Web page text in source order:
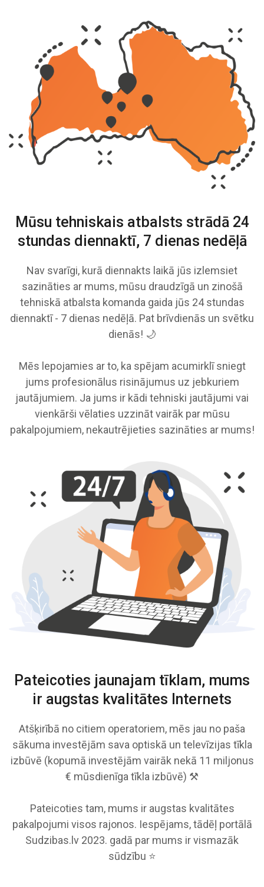
Mūsu tehniskais atbalsts strādā24
stundas diennaktī, 7 dienas nedēļā
Nav svarīgi, kurā diennakts laikā jūs izlemsiet
sazināties ar mums, mūsu draudzīgā un zinošā
tehniskā atbalsta komanda gaida jūs 24 stundas
diennaktī - 7 dienas nedēļā. Pat brīvdienās un svētku
dienās! 🌙
Mēs lepojamies ar to, ka spējam acumirklī sniegt
jums profesionālus risinājumus uz jebkuriem
jautājumiem. Ja jums ir kādi tehniski jautājumi vai
vienkārši vēlaties uzzināt vairāk par mūsu
pakalpojumiem, nekautrējieties sazināties ar mums!
Pateicoties jaunajam tīklam, mums
ir augstas kvalitātes Internets
Atšķirībā no citiem operatoriem, mēs jau no paša
sākuma investējām sava optiskā un televīzijas tīkla
izbūvē (kopumā investējām vairāk nekā 11 miljonus
€ mūsdienīga tīkla izbūvē) ⚒️
Pateicoties tam, mums ir augstas kvalitātes
pakalpojumi visos rajonos. Iespējams, tādēļ portālā
Sudzibas.lv 2023. gadā par mums ir vismazāk
sūdzību ⭐